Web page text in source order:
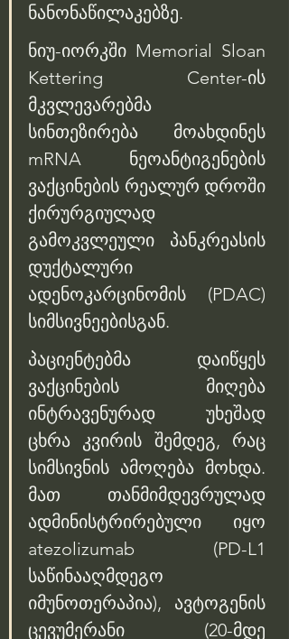
ნანონაწილაკებზე.
ნიუ-იორკში Memorial Sloan
Kettering Center-ის
მკვლევარებმა
სინთეზირება მოახდინეს
mRNA ნეოანტიგენების
ვაქცინების რეალურ დროში
ქირურგიულად
გამოკვლეული პანკრეასის
დუქტალური
ადენოკარცინომის (PDAC)
სიმსივნეებისგან.
პაციენტებმა დაიწყეს
ვაქცინების მიღება
ინტრავენურად უხეშად
ცხრა კვირის შემდეგ, რაც
სიმსივნის ამოღება მოხდა.
მათ თანმიმდევრულად
ადმინისტრირებული იყო
atezolizumab (PD-L1
საწინააღმდეგო
იმუნოთერაპია), ავტოგენის
ცევუმერანი (20-მდე